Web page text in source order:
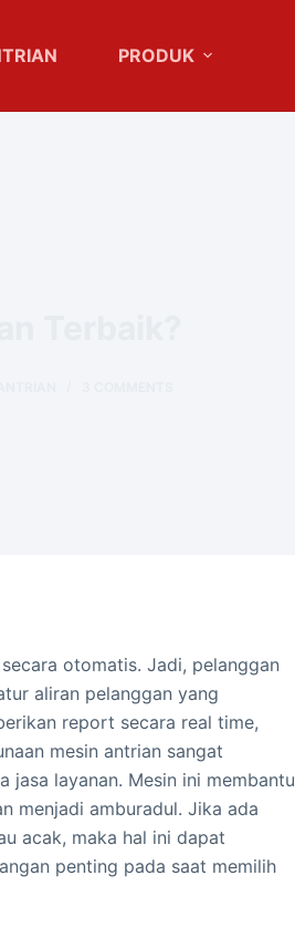
PRODUK
otomatis. Jadi, pelanggan
aliran pelanggan yang
report secara real time,
mesin antrian sangat
jasa layanan. Mesin ini membantu
menjadi amburadul. Jika ada
acak, maka hal ini dapat
penting pada saat memilih